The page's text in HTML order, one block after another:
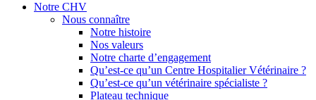
Notre CHV
Nous connaître
Notre histoire
Nos valeurs
Notre charte d’engagement
Qu’est-ce qu’un Centre Hospitalier Vétérinaire ?
Qu’est-ce qu’un vétérinaire spécialiste ?
Plateau technique